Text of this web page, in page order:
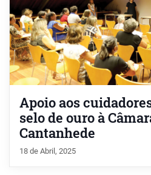
Apoio aos
selo de ouro à
Cantanhede
18 de Abril, 2025